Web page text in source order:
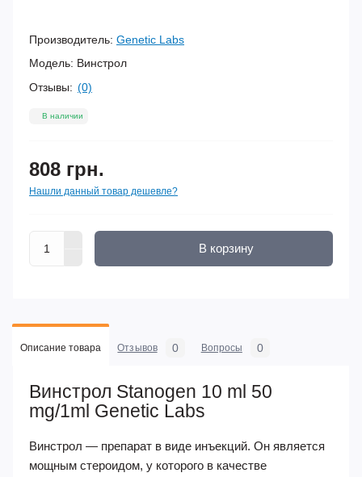
Производитель: Genetic Labs
Модель: Винстрол
Отзывы: (0)
В наличии
808 грн.
Нашли данный товар дешевле?
В корзину
Описание товара Отзывов 0 Вопросы 0
Винстрол Stanogen 10 ml 50
mg/1ml Genetic Labs
Винстрол — препарат в виде инъекций. Он является
мощным стероидом, у которого в качестве